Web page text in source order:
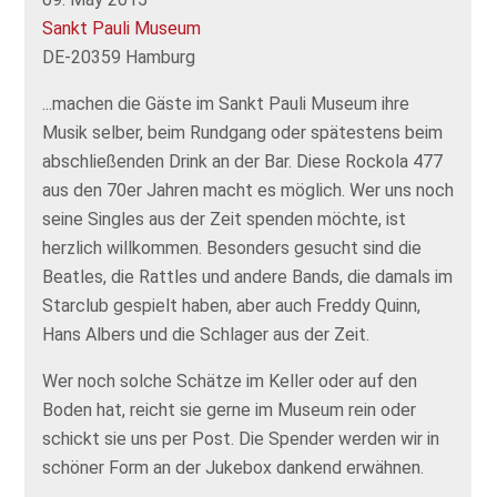
Sankt Pauli Museum
DE-20359 Hamburg
...machen die Gäste im Sankt Pauli Museum ihre
Musik selber, beim Rundgang oder spätestens beim
abschließenden Drink an der Bar. Diese Rockola 477
aus den 70er Jahren macht es möglich. Wer uns noch
seine Singles aus der Zeit spenden möchte, ist
herzlich willkommen. Besonders gesucht sind die
Beatles, die Rattles und andere Bands, die damals im
Starclub gespielt haben, aber auch Freddy Quinn,
Hans Albers und die Schlager aus der Zeit.
Wer noch solche Schätze im Keller oder auf den
Boden hat, reicht sie gerne im Museum rein oder
schickt sie uns per Post. Die Spender werden wir in
schöner Form an der Jukebox dankend erwähnen.